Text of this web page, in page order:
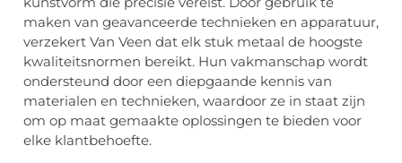
maken van geavanceerde technieken en apparatuur,
verzekert Van Veen dat elk stuk metaal de hoogste
kwaliteitsnormen bereikt. Hun vakmanschap wordt
ondersteund door een diepgaande kennis van
materialen en technieken, waardoor ze in staat zijn
om op maat gemaakte oplossingen te bieden voor
elke klantbehoefte.